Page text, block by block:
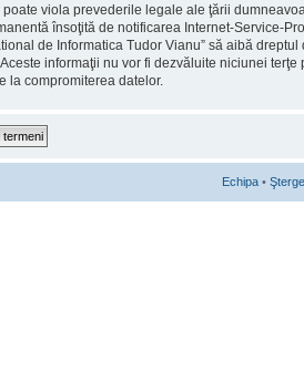
viola prevederile legale ale ţării
însoţită de notificarea Internet-Service-
de Informatica Tudor Vianu” să aibă
informaţii nu vor fi dezvăluite niciunei terţe
la compromiterea datelor.
Echipa •